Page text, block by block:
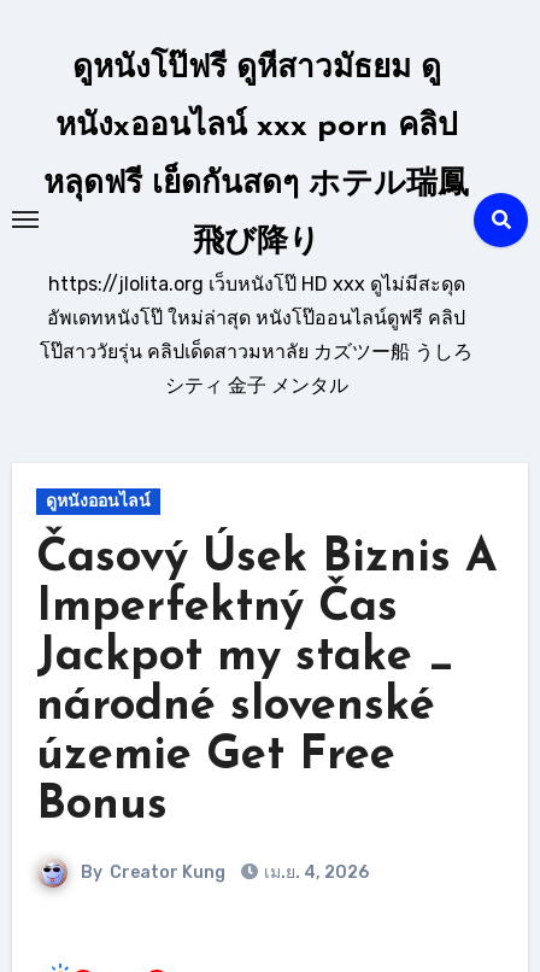
ดูหนังโป๊ฟรี ดูหีสาวมัธยม ดู
หนังxออนไลน์ xxx porn คลิป
หลุดฟรี เย็ดกันสดๆ ホテル瑞鳳
飛び降り
https://jlolita.org เว็บหนังโป๊ HD xxx ดูไม่มีสะดุด
อัพเดทหนังโป๊ ใหม่ล่าสุด หนังโป๊ออนไลน์ดูฟรี คลิป
โป๊สาววัยรุ่น คลิปเด็ดสาวมหาลัย カズツー船 うしろ
シティ 金子 メンタル
ดูหนังออนไลน์
Časový Úsek Biznis A
Imperfektný Čas
Jackpot my stake _
národné slovenské
územie Get Free
Bonus
By Creator Kung เม.ย. 4, 2026